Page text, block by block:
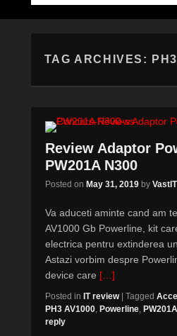
TAG ARCHIVES:
Review Adaptor
PW201A N300
Posted on May 31, 2019 by VastIT
Va aduceti aminte cand am
AV1000 Gb Powerline, kit
electrica pentru extinderea
Astazi vorbim despre
device care […]
Posted in IT review Tagged
PH3 AV1000, Powerline, PW201A
reply